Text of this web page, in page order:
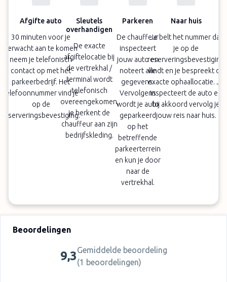
Afgifte auto
30 minuten voor je
verwacht aan te komen
neem je telefonisch
contact op met het
parkeerbedrijf. Het
telefoonnummer vind je
op de
reserveringsbevestiging.
Sleutels
overhandigen
De exacte
afgiftelocatie bij
de vertrekhal /
terminal wordt
telefonisch
overeengekomen,
je herkent de
chauffeur aan zijn
bedrijfskleding.
Parkeren
De chauffeur
inspecteert
jouw auto en
noteert alle
gegevens.
Vervolgens
wordt je auto
geparkeerd
op het
betreffende
parkeerterrein
en kun je door
naar de
vertrekhal.
Naar huis
Je belt het nummer dat
je op de
reserveringsbevestiging
vindt en je bespreekt de
exacte ophaallocatie. Je
inspecteert de auto en
bij akkoord vervolg je
jouw reis naar huis.
Beoordelingen
9,3Gemiddelde beoordeling
(1 beoordelingen)